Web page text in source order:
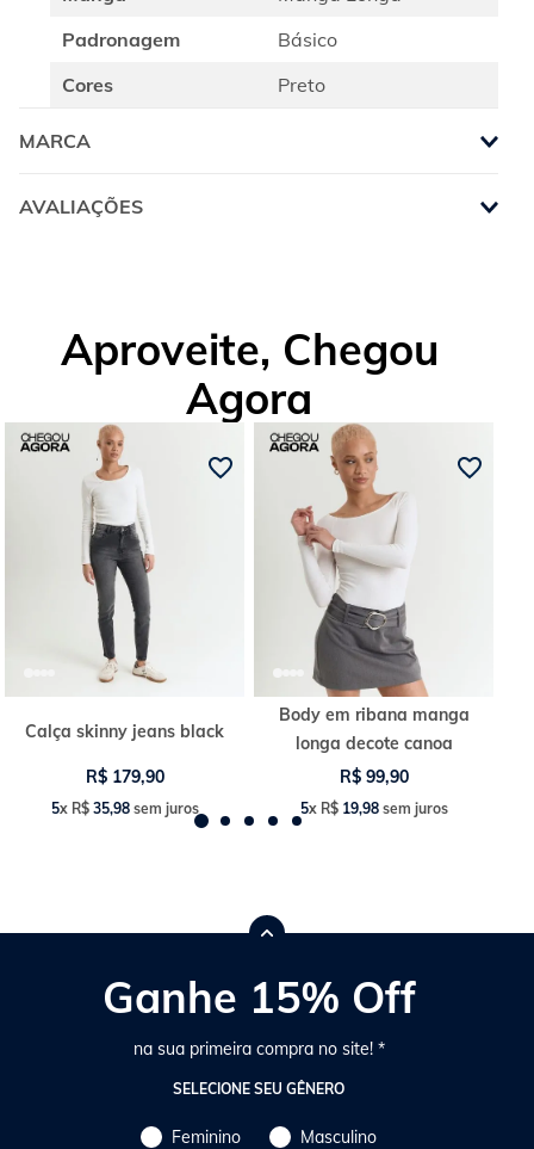
Padronagem
Básico
Cores
Preto
MARCA
AVALIAÇÕES
Aproveite, Chegou
Agora
Calça skinny jeans black
R$ 179,90
5x R$ 35,98sem juros
Body em ribana manga
longa decote canoa
R$ 99,90
5x R$ 19,98sem juros
Ganhe 15% Off
na sua primeira compra no site! *
SELECIONE SEU GÊNERO
Feminino Masculino